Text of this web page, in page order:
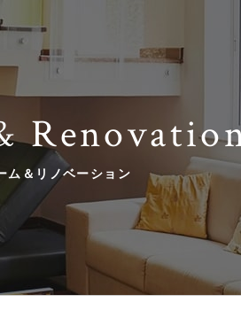
ム＆リノベーション